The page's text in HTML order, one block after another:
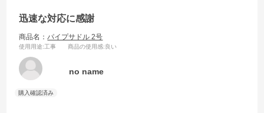
迅速な対応に感謝
商品名：パイプサドル 2号
使用用途:工事 商品の使用感:良い
no name